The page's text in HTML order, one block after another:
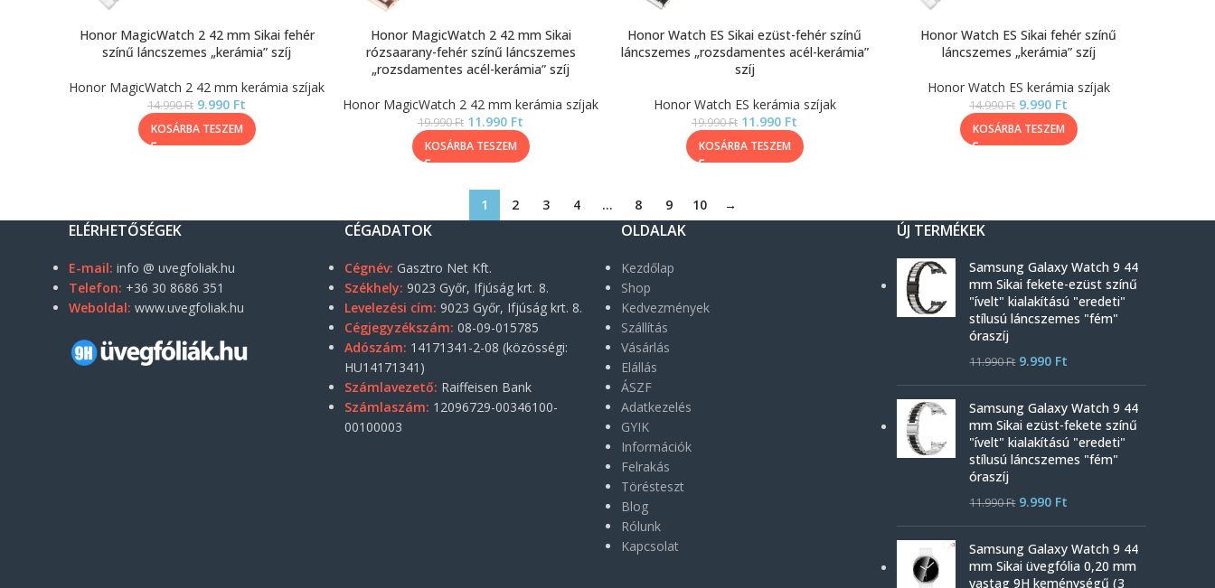
Honor MagicWatch 2 42 mm Sikai fehér
színű láncszemes „kerámia” szíj
Honor MagicWatch 2 42 mm kerámia szíjak
14.990Ft 9.990 Ft
KOSÁRBA TESZEM
Honor MagicWatch 2 42 mm Sikai
rózsaarany-fehér színű láncszemes
„rozsdamentes acél-kerámia” szíj
Honor MagicWatch 2 42 mm kerámia szíjak
19.990Ft 11.990 Ft
KOSÁRBA TESZEM
Honor Watch ES Sikai ezüst-fehér színű
láncszemes „rozsdamentes acél-kerámia”
szíj
Honor Watch ES kerámia szíjak
19.990Ft 11.990 Ft
KOSÁRBA TESZEM
Honor Watch ES Sikai fehér színű
láncszemes „kerámia” szíj
Honor Watch ES kerámia szíjak
14.990Ft 9.990 Ft
KOSÁRBA TESZEM
1 2 3 4 … 8 9 10 →
ELÉRHETŐSÉGEK
E-mail: info @ uvegfoliak.hu
Telefon: +36 30 8686 351
Weboldal: www.uvegfoliak.hu
CÉGADATOK
Cégnév: Gasztro Net Kft.
Székhely: 9023 Győr, Ifjúság krt. 8.
Levelezési cím: 9023 Győr, Ifjúság krt. 8.
Cégjegyzékszám: 08-09-015785
Adószám: 14171341-2-08 (közösségi:
HU14171341)
Számlavezető: Raiffeisen Bank
Számlaszám: 12096729-00346100-
00100003
OLDALAK
Kezdőlap
Shop
Kedvezmények
Szállítás
Vásárlás
Elállás
ÁSZF
Adatkezelés
GYIK
Információk
Felrakás
Törésteszt
Blog
Rólunk
Kapcsolat
ÚJ TERMÉKEK
Samsung Galaxy Watch 9 44
mm Sikai fekete-ezüst színű
"ívelt" kialakítású "eredeti"
stílusú láncszemes "fém"
óraszíj
11.990Ft 9.990 Ft
Samsung Galaxy Watch 9 44
mm Sikai ezüst-fekete színű
"ívelt" kialakítású "eredeti"
stílusú láncszemes "fém"
óraszíj
11.990Ft 9.990 Ft
Samsung Galaxy Watch 9 44
mm Sikai üvegfólia 0,20 mm
vastag 9H keménységű (3